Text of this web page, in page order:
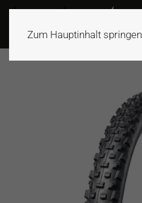
Zum Hauptinhalt springen